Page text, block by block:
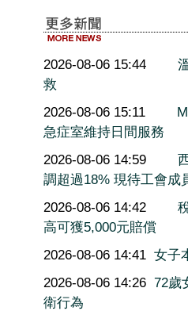
2026-08-06 15:44
救
2026-08-06 15:11
急症室維持日間服務
2026-08-06 14:59
調超過18% 現待工會成
2026-08-06 14:42
高可獲5,000元賠償
2026-08-06 14:41 女子
2026-08-06 14:26 72歲
衛行為